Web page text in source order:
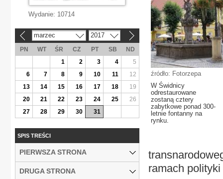
źródło: Fotorzepa
W Świdnicy
odrestaurowane
zostaną cztery
zabytkowe ponad 300-
letnie fontanny na
rynku.
ramach
Wydanie: 10714
marzec 2017
PN WT ŚR CZ PT SB
ND
1
2 3 4
5
6
7 8 9 10 11
12
13
14 15 16 17 18
19
20
21 22 23 24 25
26
27
28 29 30 31
SPIS TREŚCI
PIERWSZA STRONA
DRUGA STRONA